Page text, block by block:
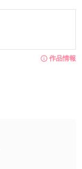
作品情報